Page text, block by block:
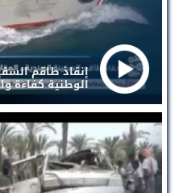
إنقاذ طاقم
الوطنية كفاءة